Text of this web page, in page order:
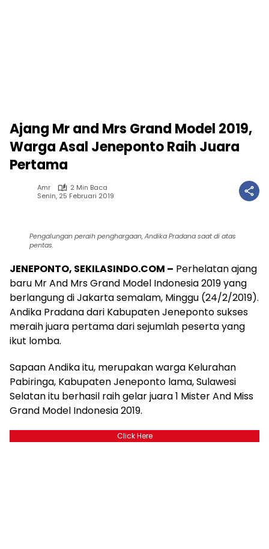
Ajang Mr and Mrs Grand Model 2019,
Warga Asal Jeneponto Raih Juara
Pertama
Amr
2 Min Baca
Senin, 25 Februari 2019
Pengalungan peraih penghargaan, Andika Pradana saat di atas
pentas.
JENEPONTO, SEKILASINDO.COM – Perhelatan ajang
baru Mr And Mrs Grand Model Indonesia 2019 yang
berlangung di Jakarta semalam, Minggu (24/2/2019).
Andika Pradana dari Kabupaten Jeneponto sukses
meraih juara pertama dari sejumlah peserta yang
ikut lomba.
Sapaan Andika itu, merupakan warga Kelurahan
Pabiringa, Kabupaten Jeneponto lama, Sulawesi
Selatan itu berhasil raih gelar juara 1 Mister And Miss
Grand Model Indonesia 2019.
Click Here